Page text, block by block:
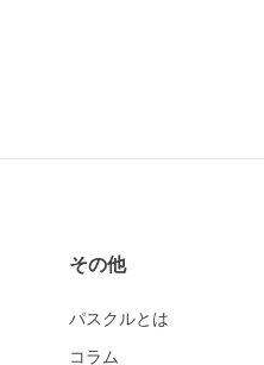
その他
パスクルとは
コラム